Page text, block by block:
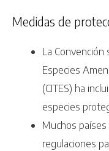
Medidas de
La Convención
Especies
(CITES) ha
especies
Muchos
regulaciones